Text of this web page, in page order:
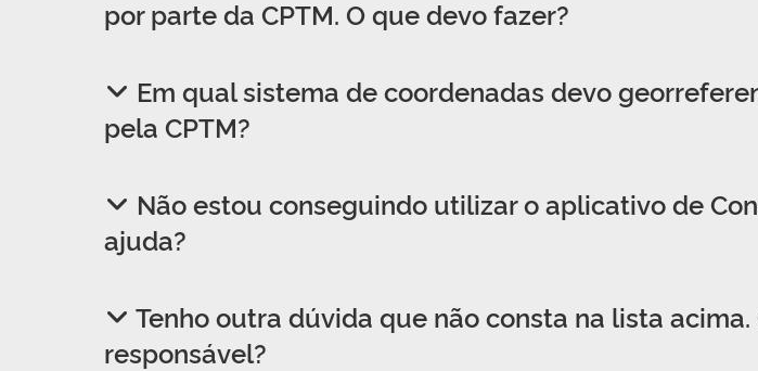
por parte da CPTM. O que devo fazer?
Em qual sistema de coordenadas devo
pela CPTM?
Não estou conseguindo utilizar o aplicativo de
ajuda?
Tenho outra dúvida que não consta na lista
responsável?